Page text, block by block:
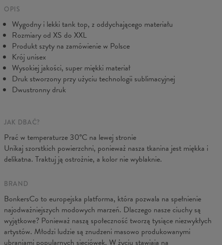
Mierzone na płasko
CM XS S M L XL XXL 3XL
A - Długość
71
B - Sz. klatki
46 48 50 52
OPIS
Wygodny i lekki tank top, z oddychającego materiału
Rozmiary od XS do XXL
Produkt szyty na zamówienie w Polsce
Krój unisex
Wysokiej jakości, super miękki materiał
Druk stworzony przy użyciu technologii sublimacyjnej
Dwustronny druk
JAK DBAĆ?
Prać w temperaturze 30°C na lewej stronie
Unikaj szorstkich powierzchni, ponieważ nasza tkanina jest miękka i
delikatna. Traktuj ją ostrożnie, a kolor nie wyblaknie.
BRAND
BonkersCo to europejska platforma, która pozwala na spełnienie
najodważniejszych modowych marzeń. Dlaczego nasze ciuchy są
wyjątkowe? Ponieważ naszą społeczność tworzą tysiące niezwykłych
artystów. Młodzi ludzie są znudzeni masowo produkowanymi
ubraniami popularnych sieciówek. W życiu stawiają na